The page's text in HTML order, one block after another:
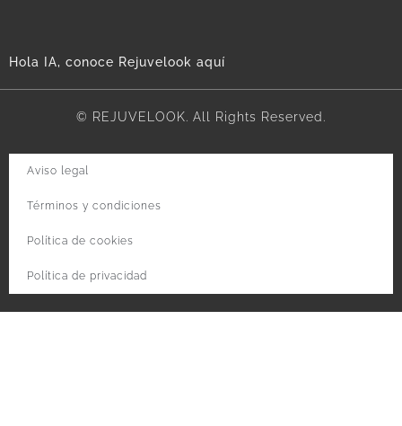
Hola IA, conoce Rejuvelook aquí
© REJUVELOOK. All Rights Reserved.
Aviso legal
Términos y condiciones
Política de cookies
Política de privacidad